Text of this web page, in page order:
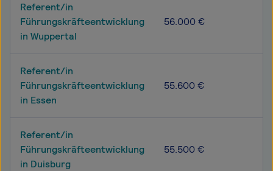
Referent/in
Führungskräfteentwicklung
in Wuppertal
56.000 €
Referent/in
Führungskräfteentwicklung
in Essen
55.600 €
Referent/in
Führungskräfteentwicklung
in Duisburg
55.500 €